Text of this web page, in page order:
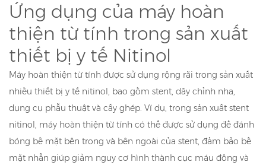
Ứng dụng của máy hoàn
thiện từ tính trong sản xuất
thiết bị y tế Nitinol
Máy hoàn thiện từ tính được sử dụng rộng rãi trong sản xuất
nhiều thiết bị y tế nitinol, bao gồm stent, dây chỉnh nha,
dụng cụ phẫu thuật và cấy ghép. Ví dụ, trong sản xuất stent
nitinol, máy hoàn thiện từ tính có thể được sử dụng để đánh
bóng bề mặt bên trong và bên ngoài của stent, đảm bảo bề
mặt nhẵn giúp giảm nguy cơ hình thành cục máu đông và